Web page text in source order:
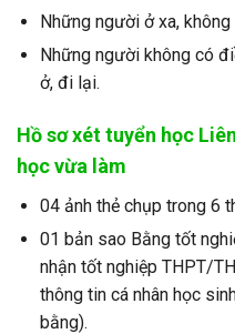
Những người ở xa,
Những người không có
ở, đi lại.
Hồ sơ xét tuyển học
học vừa làm
04 ảnh thẻ chụp trong 6
01 bản sao Bằng tốt
nhận tốt nghiệp THPT/
thông tin cá nhân học
bằng).